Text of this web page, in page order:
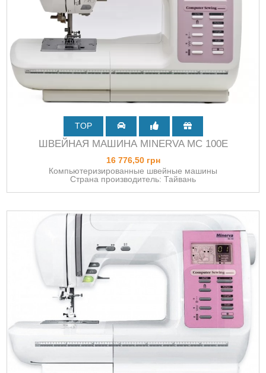
TOP
ШВЕЙНАЯ МАШИНА MINERVA MC 100E
16 776,50 грн
Компьютеризированные швейные машины
Страна производитель: Тайвань